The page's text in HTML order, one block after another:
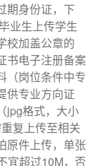
期身份证，下
业生上传学生
校加盖公章的
书电子注册备案
（岗位条件中专
供专业方向证
jpg格式，大小
复上传至相关
原件上传，单张
宜超过10M，否